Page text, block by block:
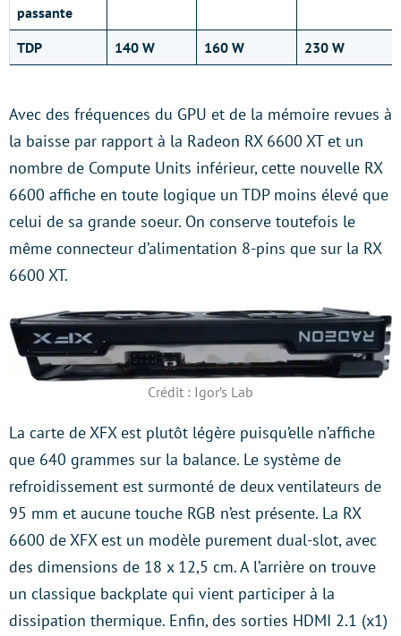
passante
TDP 140 W 160 W 230 W
Avec des fréquences du GPU et de la mémoire revues à
la baisse par rapport à la Radeon RX 6600 XT et un
nombre de Compute Units inférieur, cette nouvelle RX
6600 affiche en toute logique un TDP moins élevé que
celui de sa grande soeur. On conserve toutefois le
même connecteur d’alimentation 8-pins que sur la RX
6600 XT.
Crédit : Igor’s Lab
La carte de XFX est plutôt légère puisqu’elle n’affiche
que 640 grammes sur la balance. Le système de
refroidissement est surmonté de deux ventilateurs de
95 mm et aucune touche RGB n’est présente. La RX
6600 de XFX est un modèle purement dual-slot, avec
des dimensions de 18 x 12,5 cm. A l’arrière on trouve
un classique backplate qui vient participer à la
dissipation thermique. Enfin, des sorties HDMI 2.1 (x1)